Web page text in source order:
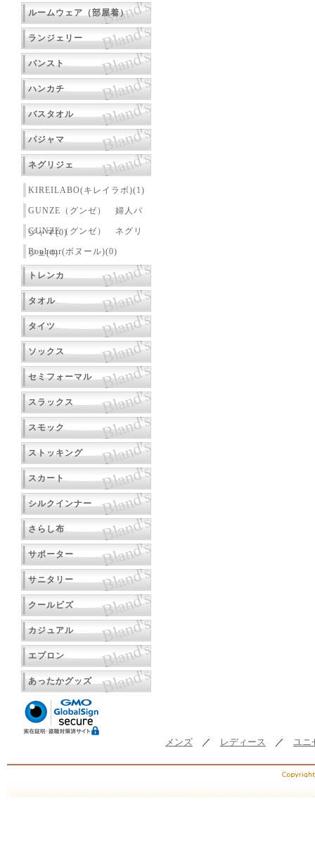
ルームウェア（部屋着）
ランジェリー
パンスト
ハンカチ
バスタオル
パジャマ
ネグリジェ
KIREILABO(キレイラボ)(1)
GUNZE（グンゼ） 婦人パ
ジャマ(0)
GUNZE（グンゼ） ネグリ
ジェ(4)
Bonheur(ボヌール)(0)
トレンカ
タオル
タイツ
ソックス
セミフォーマル
スラックス
スモック
ストッキング
スカート
シルクインナー
さらし布
サポーター
サニタリー
クールビズ
カジュアル
エプロン
あったかグッズ
メンズ ／ レディース ／ ユニ